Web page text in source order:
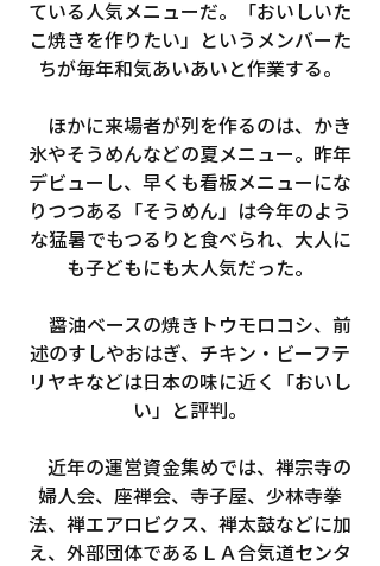
ている人気メニューだ。「おいしいた
こ焼きを作りたい」というメンバーた
ちが毎年和気あいあいと作業する。
ほかに来場者が列を作るのは、かき
氷やそうめんなどの夏メニュー。昨年
デビューし、早くも看板メニューにな
りつつある「そうめん」は今年のよう
な猛暑でもつるりと食べられ、大人に
も子どもにも大人気だった。
醤油ベースの焼きトウモロコシ、前
述のすしやおはぎ、チキン・ビーフテ
リヤキなどは日本の味に近く「おいし
い」と評判。
近年の運営資金集めでは、禅宗寺の
婦人会、座禅会、寺子屋、少林寺拳
法、禅エアロビクス、禅太鼓などに加
え、外部団体であるＬＡ合気道センタ